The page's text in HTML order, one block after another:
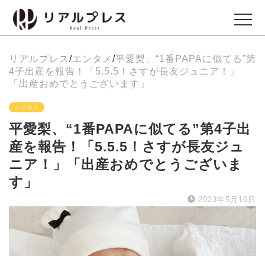
ビジネス
Business
エンタメ
Entertainment
イベント
グルメ
リアルプレス /エンタメ /平愛梨、“1番PAPAに似てる”第
4子出産を報告！「5.5.5！さすが長友ジュニア！」
「出産おめでとうございます」
エンタメ
平愛梨、“1番PAPAに似てる”第4子出
産を報告！「5.5.5！さすが長友ジュ
ニア！」「出産おめでとうございま
す」
2023年5月16日